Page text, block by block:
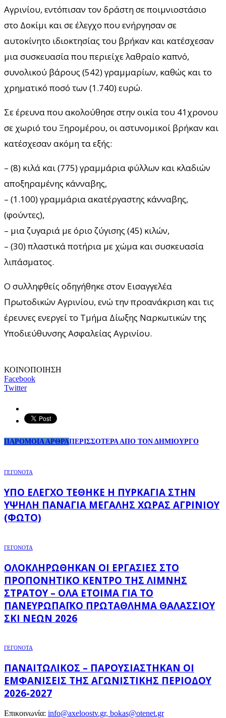
Αγρινίου, εντόπισαν τον δράστη σε ποιμνιοστάσιο
στο Δοκίμι και σε έλεγχο που ενήργησαν σε
αυτοκίνητο ιδιοκτησίας του βρήκαν και κατέσχεσαν
μια συσκευασία που περιείχε λαθραίο καπνό,
συνολικού βάρους (542) γραμμαρίων, καθώς και το
χρηματικό ποσό των (1.740) ευρώ.
Σε έρευνα που ακολούθησε στην οικία του 41χρονου
σε χωριό του Ξηρομέρου, οι αστυνομικοί βρήκαν και
κατέσχεσαν ακόμη τα εξής:
– (8) κιλά και (775) γραμμάρια φύλλων και κλαδιών
αποξηραμένης κάνναβης,
– (1.100) γραμμάρια ακατέργαστης κάνναβης,
(φούντες),
– μια ζυγαριά με όριο ζύγισης (45) κιλών,
– (30) πλαστικά ποτήρια με χώμα και συσκευασία
λιπάσματος.
Ο συλληφθείς οδηγήθηκε στον Εισαγγελέα
Πρωτοδικών Αγρινίου, ενώ την προανάκριση και τις
έρευνες ενεργεί το Τμήμα Δίωξης Ναρκωτικών της
Υποδιεύθυνσης Ασφαλείας Αγρινίου.
ΚΟΙΝΟΠΟΙΗΣΗ
Facebook
Twitter
ΠΑΡΟΜΟΙΑ ΑΡΘΡΑΠΕΡΙΣΣΟΤΕΡΑ ΑΠΟ ΤΟΝ ΔΗΜΙΟΥΡΓΟ
ΓΕΓΟΝΟΤΑ
ΥΠΌ ΈΛΕΓΧΟ ΤΈΘΗΚΕ Η ΠΥΡΚΑΓΙΆ ΣΤΗΝ
ΥΨΗΛΉ ΠΑΝΑΓΙΆ ΜΕΓΆΛΗΣ ΧΏΡΑΣ ΑΓΡΙΝΊΟΥ
(ΦΩΤΌ)
ΓΕΓΟΝΟΤΑ
ΟΛΟΚΛΗΡΏΘΗΚΑΝ ΟΙ ΕΡΓΑΣΊΕΣ ΣΤΟ
ΠΡΟΠΟΝΗΤΙΚΌ ΚΈΝΤΡΟ ΤΗΣ ΛΊΜΝΗΣ
ΣΤΡΆΤΟΥ – ΌΛΑ ΈΤΟΙΜΑ ΓΙΑ ΤΟ
ΠΑΝΕΥΡΩΠΑΪΚΌ ΠΡΩΤΆΘΛΗΜΑ ΘΑΛΆΣΣΙΟΥ
ΣΚΙ ΝΈΩΝ 2026
ΓΕΓΟΝΟΤΑ
ΠΑΝΑΙΤΩΛΙΚΌΣ – ΠΑΡΟΥΣΙΆΣΤΗΚΑΝ ΟΙ
ΕΜΦΑΝΊΣΕΙΣ ΤΗΣ ΑΓΩΝΙΣΤΙΚΉΣ ΠΕΡΙΌΔΟΥ
2026-2027
Επικοινωνία: info@axeloostv.gr, bokas@otenet.gr